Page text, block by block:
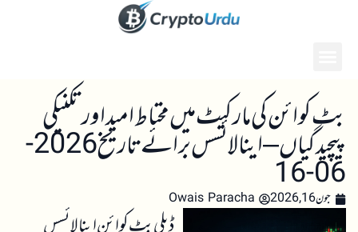
بٹ کوائن کی مارکیٹ میں محتاط امید اور تکنیکی
پیچیدگیاں – اینالائسس برائے تاریخ 2026-
06-16
جون 16, 2026 Owais Paracha